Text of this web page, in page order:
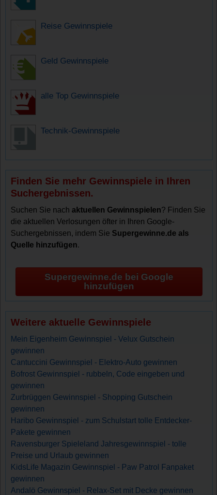
Reise Gewinnspiele
Geld Gewinnspiele
alle Top Gewinnspiele
Technik-Gewinnspiele
Finden Sie mehr Gewinnspiele in Ihren
Suchergebnissen.
Suchen Sie nachaktuellen Gewinnspielen? Finden Sie
die aktuellen Verlosungen öfter in Ihren Google-
Suchergebnissen, indem Sie Supergewinne.de als
Quelle hinzufügen.
Supergewinne.de bei Google
hinzufügen
Weitere aktuelle Gewinnspiele
Mein Eigenheim Gewinnspiel - Velux Gutschein
gewinnen
Cantuccini Gewinnspiel - Elektro-Auto gewinnen
Bofrost Gewinnspiel - rubbeln, Code eingeben und
gewinnen
Zurbrüggen Gewinnspiel - Shopping Gutschein
gewinnen
Haribo Gewinnspiel - zum Schulstart tolle Entdecker-
Pakete gewinnen
Ravensburger Spieleland Jahresgewinnspiel - tolle
Preise und Urlaub gewinnen
KidsLife Magazin Gewinnspiel - Paw Patrol Fanpaket
gewinnen
Andalö Gewinnspiel - Relax-Set mit Decke gewinnen